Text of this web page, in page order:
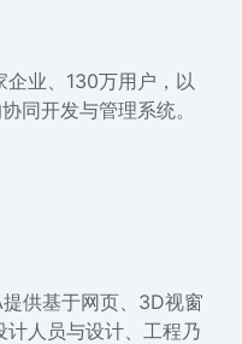
业、130万用户，以
同开发与管理系统。
供基于网页、3D视窗
人员与设计、工程乃